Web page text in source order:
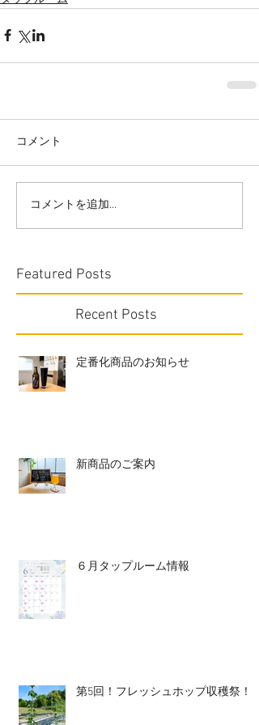
コメント
コメントを追加…
Featured Posts
Recent Posts
定番化商品のお知らせ
新商品のご案内
６月タップルーム情報
第5回！フレッシュホップ収穫祭！